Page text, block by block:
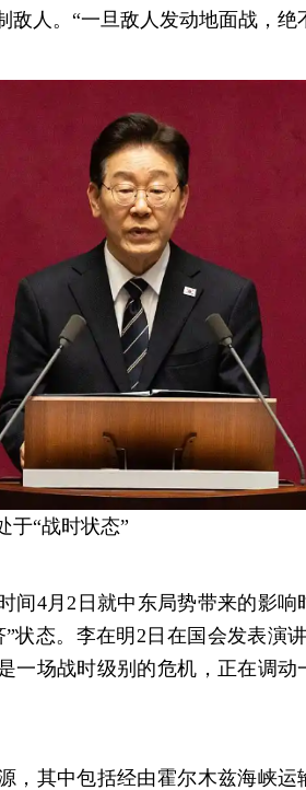
敌人。“一旦敌人发动地面战，绝
于“战时状态”
间4月2日就中东局势带来的影
状态。李在明2日在国会发表演
一场战时级别的危机，正在调
，其中包括经由霍尔木兹海峡